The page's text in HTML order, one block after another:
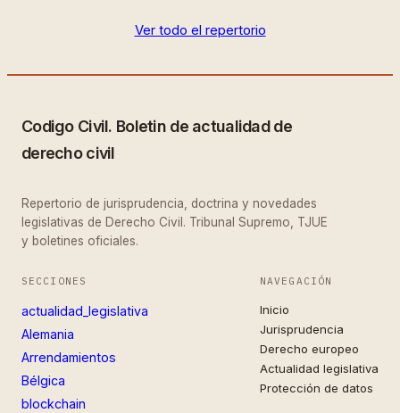
Ver todo el repertorio
Codigo Civil. Boletin de actualidad de
derecho civil
Repertorio de jurisprudencia, doctrina y novedades
legislativas de Derecho Civil. Tribunal Supremo, TJUE
y boletines oficiales.
SECCIONES
actualidad_legislativa
Alemania
Arrendamientos
Bélgica
blockchain
NAVEGACIÓN
Inicio
Jurisprudencia
Derecho europeo
Actualidad legislativa
Protección de datos